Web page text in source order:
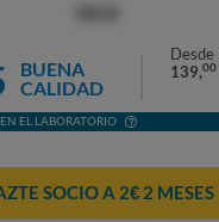
BUENA
CALIDAD
Desde
139,00
EL LABORATORIO
SOCIO A 2€ 2 MESES